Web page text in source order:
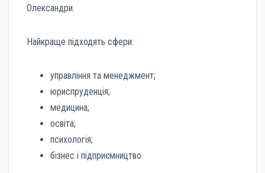
Олександри.
Найкраще підходять сфери:
управління та менеджмент;
юриспруденція;
медицина;
освіта;
психологія;
бізнес і підприємництво.